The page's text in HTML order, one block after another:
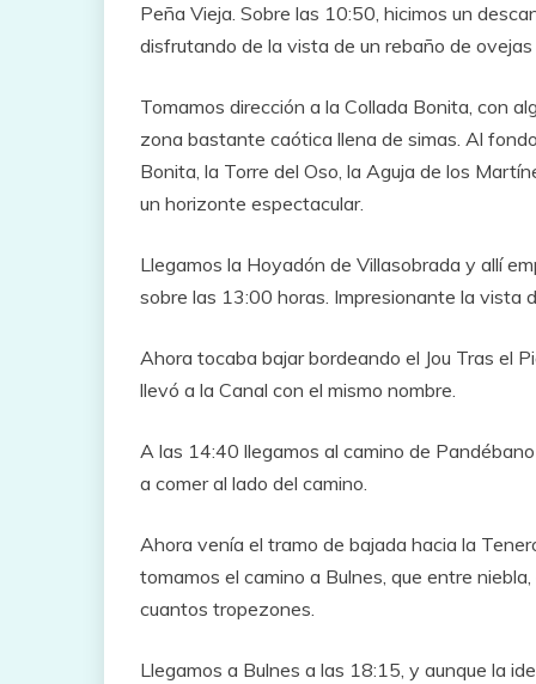
Peña Vieja. Sobre las 10:50, hicimos un
disfrutando de la vista de un rebaño de
Tomamos dirección a la Collada Bonita, con
zona bastante caótica llena de simas. Al
Bonita, la Torre del Oso, la Aguja de los
un horizonte espectacular.
Llegamos la Hoyadón de Villasobrada y allí
sobre las 13:00 horas. Impresionante la vista
Ahora tocaba bajar bordeando el Jou Tras el
llevó a la Canal con el mismo nombre.
A las 14:40 llegamos al camino de
a comer al lado del camino.
Ahora venía el tramo de bajada hacia la
tomamos el camino a Bulnes, que entre
cuantos tropezones.
Llegamos a Bulnes a las 18:15, y aunque la